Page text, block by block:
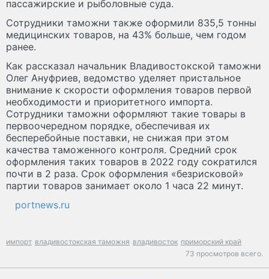
пассажирские и рыболовные суда.
Сотрудники таможни также оформили 835,5 тонны
медицинских товаров, на 43% больше, чем годом
ранее.
Как рассказал начальник Владивостокской таможни
Олег Ануфриев, ведомство уделяет пристальное
внимание к скорости оформления товаров первой
необходимости и приоритетного импорта.
Сотрудники таможни оформляют такие товары в
первоочередном порядке, обеспечивая их
бесперебойные поставки, не снижая при этом
качества таможенного контроля. Средний срок
оформления таких товаров в 2022 году сократился
почти в 2 раза. Срок оформления «безрисковой»
партии товаров занимает около 1 часа 22 минут.
portnews.ru
импорт владивостокская таможня владивосток приморский край
73 просмотров всего.